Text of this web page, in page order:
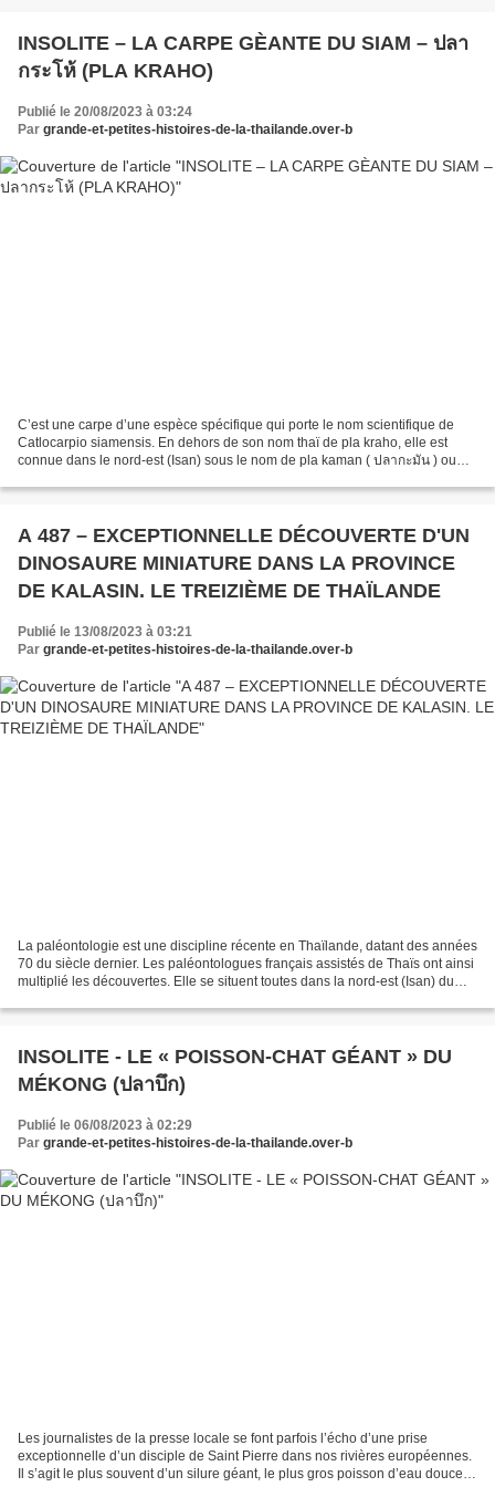
INSOLITE – LA CARPE GÈANTE DU SIAM – ปลา
กระโห้ (PLA KRAHO)
Publié le 20/08/2023 à 03:24
Par grande-et-petites-histoires-de-la-thailande.over-b
C’est une carpe d’une espèce spécifique qui porte le nom scientifique de
Catlocarpio siamensis. En dehors de son nom thaï de pla kraho, elle est
connue dans le nord-est (Isan) sous le nom de pla kaman ( ปลากะมัน ) ou
A 487 – EXCEPTIONNELLE DÉCOUVERTE D'UN
DINOSAURE MINIATURE DANS LA PROVINCE
DE KALASIN. LE TREIZIÈME DE THAÏLANDE
Publié le 13/08/2023 à 03:21
Par grande-et-petites-histoires-de-la-thailande.over-b
La paléontologie est une discipline récente en Thaïlande, datant des années
70 du siècle dernier. Les paléontologues français assistés de Thaïs ont ainsi
multiplié les découvertes. Elle se situent toutes dans la nord-est (Isan) du
INSOLITE - LE « POISSON-CHAT GÉANT » DU
MÉKONG (ปลาบึก)
Publié le 06/08/2023 à 02:29
Par grande-et-petites-histoires-de-la-thailande.over-b
Les journalistes de la presse locale se font parfois l’écho d’une prise
exceptionnelle d’un disciple de Saint Pierre dans nos rivières européennes.
Il s’agit le plus souvent d’un silure géant, le plus gros poisson d’eau douce,